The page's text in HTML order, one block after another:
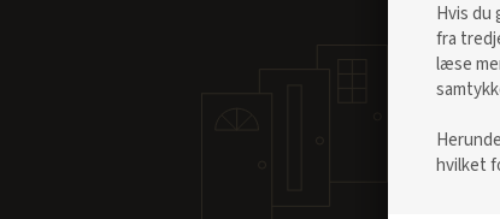
Hvis du
fra
læse
hvilket